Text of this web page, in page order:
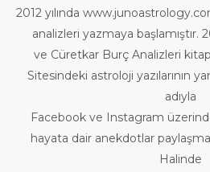
2012 yılında
analizleri yazmaya başlamıştır.
ve Cüretkar Burç Analizleri kitap
Sitesindeki astroloji yazılarının
adıyla
Facebook ve Instagram
hayata dair anekdotlar
Halinde